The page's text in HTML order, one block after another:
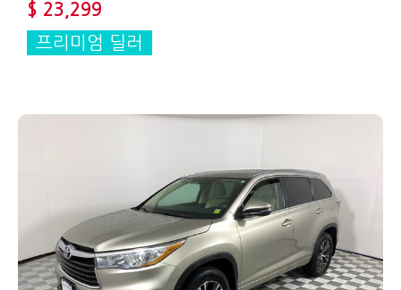
$ 23,299
프리미엄 딜러